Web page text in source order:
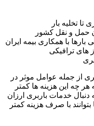
تخلیه بار
حمل و نقل کشور
بارها با همکاری بیمه ایران
های ترافیکی
از جمله عوامل موثر در
چه این هزینه ها کمتر
دنبال خدمات باربری ارزان
با صرف هزینه کمتر